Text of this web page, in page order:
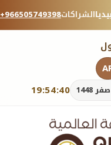
+966505749398الشراكات
19:54:42